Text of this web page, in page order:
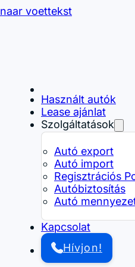
voettekst
Használt autók
Lease ajánlat
Szolgáltatások
Autó export
Autó import
Regisztrációs
Autóbiztosítás
Autó
Kapcsolat
Hívjon!